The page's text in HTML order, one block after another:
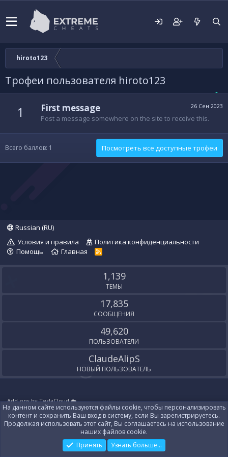
hiroto123
Трофеи пользователя hiroto123
1 26 Сен 2023
First message
Post a message somewhere on the site to receive this.
Всего баллов: 1 Посмотреть все доступные трофеи
Russian (RU)
Условия и правила
Политика конфиденциальности
Помощь
Главная
R
S
1,139
ТЕМЫ
17,835
СООБЩЕНИЯ
49,620
ПОЛЬЗОВАТЕЛИ
ClaudeAlipS
НОВЫЙ ПОЛЬЗОВАТЕЛЬ
Add-ons by TeslaCloud ☁️
Локализация отXenForo.Info
Контакты
На данном сайте используются файлы cookie, чтобы персонализировать
контент и сохранить Ваш вход в систему, если Вы зарегистрируетесь.
Продолжая использовать этот сайт, Вы соглашаетесь на использование
наших файлов cookie.
Принять
Узнать больше...